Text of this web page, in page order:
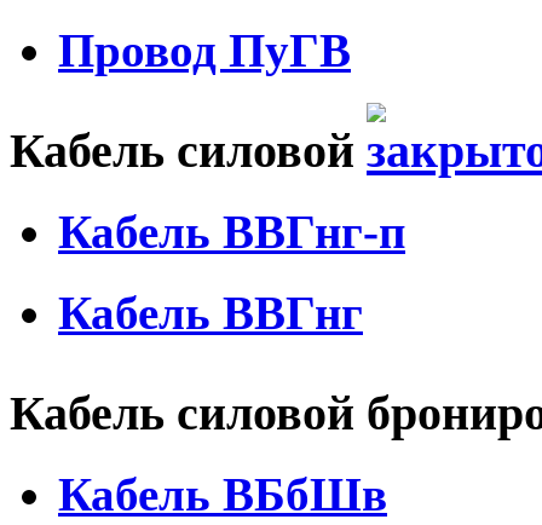
Провод ПуГВ
Кабель силовой
Кабель ВВГнг-п
Кабель ВВГнг
Кабель силовой
Кабель ВБбШв